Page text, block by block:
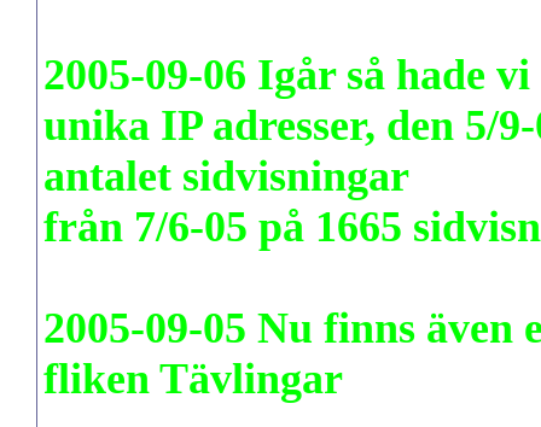
2005-09-06 Igår så hade
unika IP adresser, den 5/
antalet sidvisningar
från 7/6-05 på 1665
2005-09-05 Nu finns även
fliken Tävlingar